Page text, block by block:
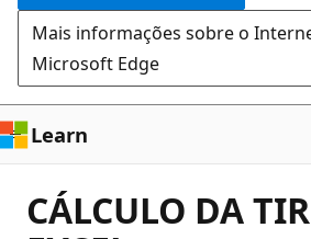
Mais informações sobre o
Microsoft Edge
Learn
CÁLCULO DA